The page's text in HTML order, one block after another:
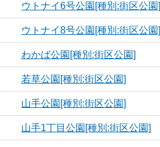
ウトナイ6号公園[種別:街区公園]
ウトナイ8号公園[種別:街区公園]
わかば公園[種別:街区公園]
若草公園[種別:街区公園]
山手公園[種別:街区公園]
山手1丁目公園[種別:街区公園]